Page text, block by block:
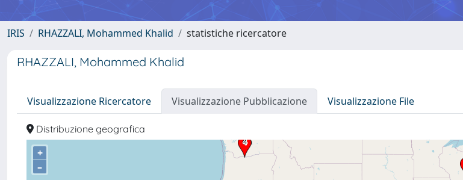
IRIS RHAZZALI, Mohammed Khalid statistiche ricercatore
RHAZZALI, Mohammed Khalid
Visualizzazione Ricercatore Visualizzazione Pubblicazione Visualizzazione File
Distribuzione geografica
+
–